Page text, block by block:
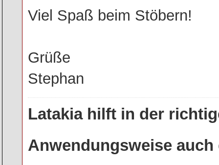
Viel Spaß beim Stöbern!
Grüße
Stephan
Latakia hilft in der
Anwendungsweise auch